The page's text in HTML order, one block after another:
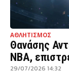
ΑΘΛΗΤΙΣΜΟΣ
Θανάσης
NBA,
29/07/2026 14:32